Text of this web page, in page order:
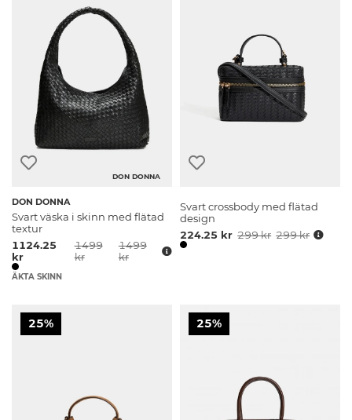
DON DONNA
DON DONNA
Svart väska i skinn med flätad
textur
1124.25
kr
1499
kr
1499
kr
ÄKTA SKINN
Svart crossbody med flätad
design
224.25 kr 299 kr 299 kr
25% 25%